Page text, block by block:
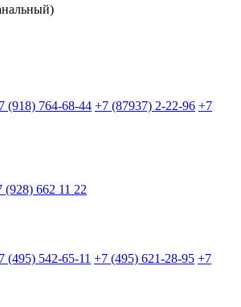
(918) 764-68-44 +7 (87937) 2-22-96 +7
(928) 662 11 22
(495) 542-65-11 +7 (495) 621-28-95 +7